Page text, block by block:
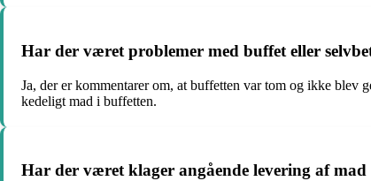
Har der været problemer med buffet eller
Ja, der er kommentarer om, at buffetten var tom og ikke blev
kedeligt mad i buffetten.
Har der været klager angående levering af mad